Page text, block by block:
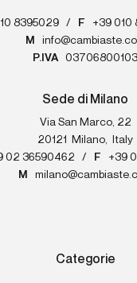
8395029 / F
+39 010
M
P.IVA
03706800103
Sede di Milano
Via San Marco, 22
20121
Milano,
Italy
02 36590462 / F
+39
M
Categorie